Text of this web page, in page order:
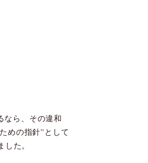
なら、その違和
めの指針”として
た。